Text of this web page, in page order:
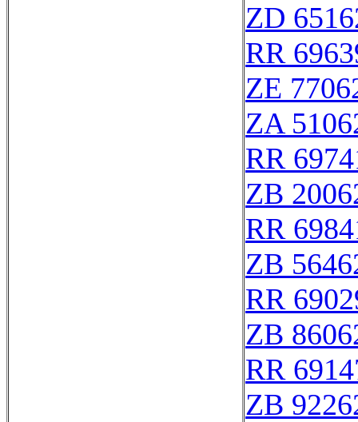
ZD
RR
ZE
ZA
RR
ZB
RR
ZB
RR
ZB
RR
ZB